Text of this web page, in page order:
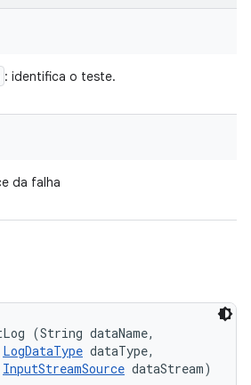
: identifica o teste.
da falha
(String dataName,
LogDataType dataType,
InputStreamSource dataStream)